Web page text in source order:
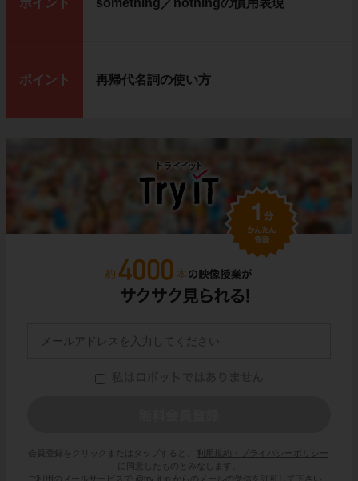
ポイント 再帰代名詞の使い方
会員登録をクリックまたはタップすると、
利用規約・プライバシーポリシー
に同意したものとみなします。
ご利用のメールサービスで @try-it.jp からのメールの受信を許可して下さい。